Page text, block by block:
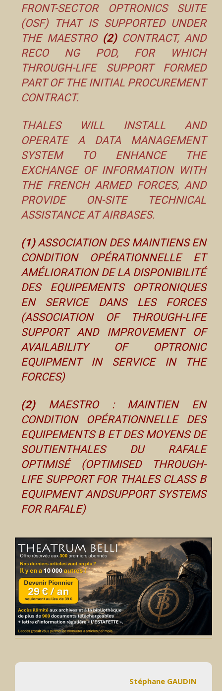
FRONT-SECTOR OPTRONICS SUITE
(OSF) THAT IS SUPPORTED UNDER
THE MAESTRO (2)CONTRACT, AND
RECO NG POD, FOR WHICH
THROUGH-LIFE SUPPORT FORMED
PART OF THE INITIAL PROCUREMENT
CONTRACT.
THALES WILL INSTALL AND
OPERATE A DATA MANAGEMENT
SYSTEM TO ENHANCE THE
EXCHANGE OF INFORMATION WITH
THE FRENCH ARMED FORCES, AND
PROVIDE ON-SITE TECHNICAL
ASSISTANCE AT AIRBASES.
(1)ASSOCIATION DES MAINTIENS EN
CONDITION OPÉRATIONNELLE ET
AMÉLIORATION DE LA DISPONIBILITÉ
DES EQUIPEMENTS OPTRONIQUES
EN SERVICE DANS LES FORCES
(ASSOCIATION OF THROUGH-LIFE
SUPPORT AND IMPROVEMENT OF
AVAILABILITY OF OPTRONIC
EQUIPMENT IN SERVICE IN THE
FORCES)
(2)MAESTRO : MAINTIEN EN
CONDITION OPÉRATIONNELLE DES
EQUIPEMENTS B ET DES MOYENS DE
SOUTIENTHALES DU RAFALE
OPTIMISÉ (OPTIMISED THROUGH-
LIFE SUPPORT FOR THALES CLASS B
EQUIPMENT ANDSUPPORT SYSTEMS
FOR RAFALE)
Stéphane GAUDIN